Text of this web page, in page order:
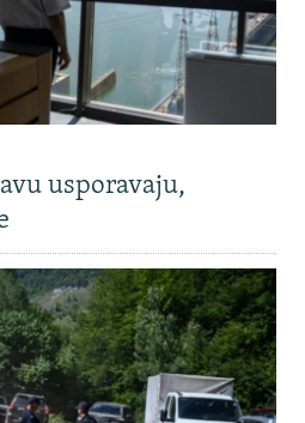
usporavaju,